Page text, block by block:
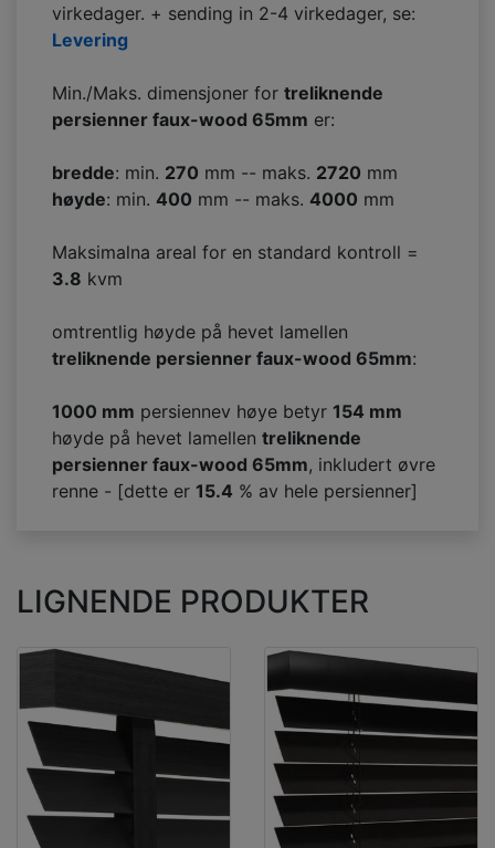
virkedager. + sending in 2-4 virkedager, se:
Levering
Min./Maks. dimensjoner for treliknende
persienner faux-wood 65mm er:
bredde: min. 270 mm -- maks. 2720 mm
høyde: min. 400 mm -- maks. 4000 mm
Maksimalna areal for en standard kontroll =
3.8 kvm
omtrentlig høyde på hevet lamellen
treliknende persienner faux-wood 65mm:
1000 mm persiennev høye betyr 154 mm
høyde på hevet lamellen treliknende
persienner faux-wood 65mm, inkludert øvre
renne - [dette er 15.4 % av hele persienner]
LIGNENDE PRODUKTER